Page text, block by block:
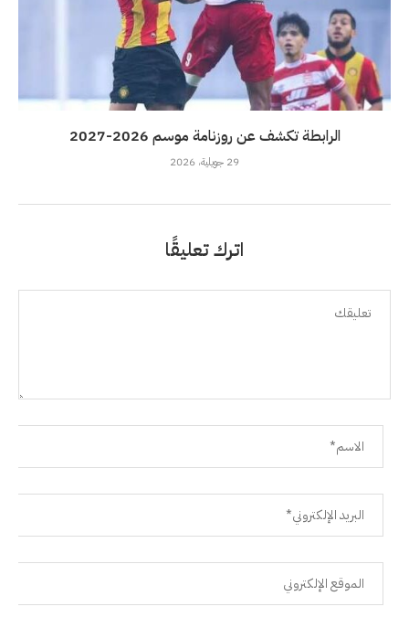
الرابطة تكشف عن روزنامة موسم 2026-2027
29 جويلية، 2026
اترك تعليقًا